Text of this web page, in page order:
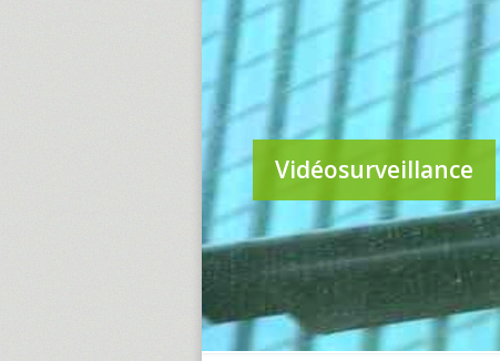
Vidéosurveillance